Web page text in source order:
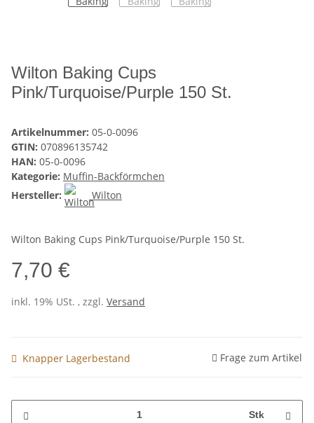
Wilton Baking Cups
Pink/Turquoise/Purple 150 St.
Artikelnummer: 05-0-0096
GTIN: 070896135742
HAN: 05-0-0096
Kategorie: Muffin-Backförmchen
Hersteller:
Wilton
Wilton Baking Cups Pink/Turquoise/Purple 150 St.
7,70 €
inkl. 19% USt. , zzgl. Versand
Knapper Lagerbestand Frage zum Artikel
Stk